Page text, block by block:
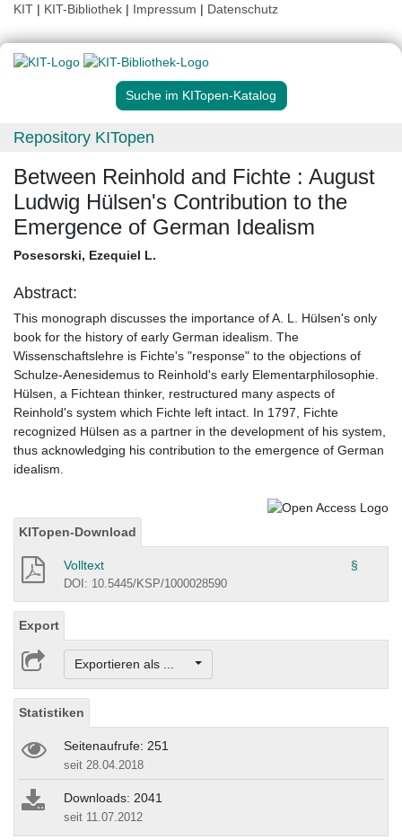
KIT | KIT-Bibliothek | Impressum | Datenschutz
Suche im KITopen-Katalog
Repository KITopen
Between Reinhold and Fichte : August
Ludwig Hülsen's Contribution to the
Emergence of German Idealism
Posesorski, Ezequiel L.
Abstract:
This monograph discusses the importance of A. L. Hülsen's only
book for the history of early German idealism. The
Wissenschaftslehre is Fichte's "response" to the objections of
Schulze-Aenesidemus to Reinhold's early Elementarphilosophie.
Hülsen, a Fichtean thinker, restructured many aspects of
Reinhold's system which Fichte left intact. In 1797, Fichte
recognized Hülsen as a partner in the development of his system,
thus acknowledging his contribution to the emergence of German
idealism.
KITopen-Download
Volltext §
DOI: 10.5445/KSP/1000028590
Export
Exportieren als ...
Statistiken
Seitenaufrufe: 251
seit 28.04.2018
Downloads: 2041
seit 11.07.2012